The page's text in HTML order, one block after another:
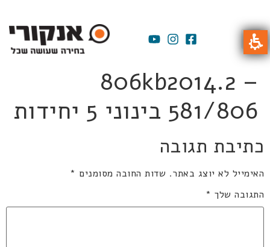
806kb2014.2 –
581/806 בינוני 5 יחידות
כתיבת תגובה
האימייל לא יוצג באתר. שדות החובה מסומנים *
התגובה שלך *